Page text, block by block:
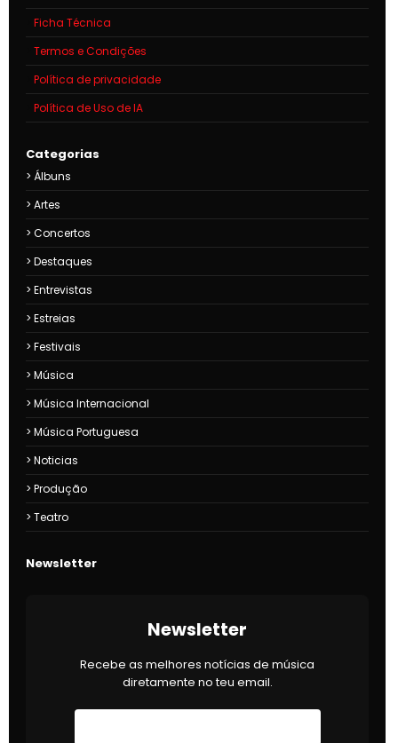
Ficha Técnica
Termos e Condições
Política de privacidade
Política de Uso de IA
Categorias
Álbuns
Artes
Concertos
Destaques
Entrevistas
Estreias
Festivais
Música
Música Internacional
Música Portuguesa
Noticias
Produção
Teatro
Newsletter
Newsletter
Recebe as melhores notícias de música
diretamente no teu email.